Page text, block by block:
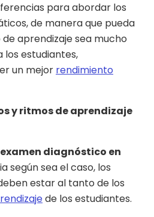
para abordar los
de manera que pueda
aprendizaje sea mucho
los estudiantes,
un mejor rendimiento
y ritmos de aprendizaje
examen diagnóstico en
según sea el caso, los
estar al tanto de los
de los estudiantes.